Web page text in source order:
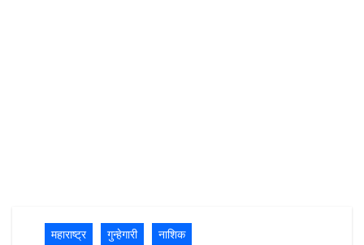
महाराष्ट्र गुन्हेगारी नाशिक